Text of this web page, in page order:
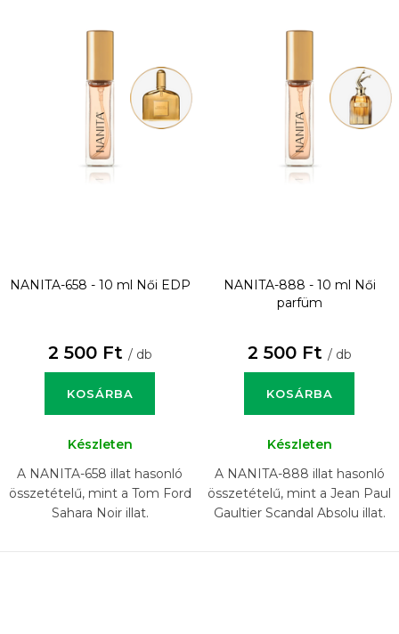
NANITA-658 - 10 ml Női EDP
2 500 Ft / db
KOSÁRBA
Készleten
A NANITA-658 illat hasonló
összetételű, mint a Tom Ford
Sahara Noir illat.
NANITA-888 - 10 ml
Női
parfüm
2 500 Ft / db
KOSÁRBA
Készleten
A NANITA-888 illat hasonló
összetételű, mint a Jean Paul
Gaultier Scandal Absolu illat.